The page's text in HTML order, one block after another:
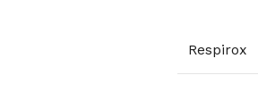
Respirox